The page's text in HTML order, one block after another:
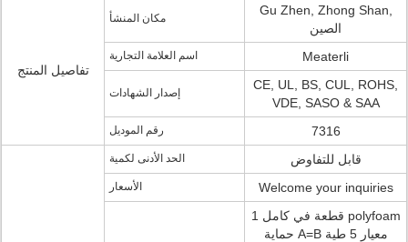
تفاصيل المنتج
مكان المنشأ
Gu Zhen, Zhong Shan,
الصين
اسم العلامة التجارية Meaterli
إصدار الشهادات
CE, UL, BS, CUL, ROHS,
VDE, SASO & SAA
رقم الموديل 7316
الحد الأدنى لكمية قابل للتفاوض
الأسعار Welcome your inquiries
1 قطعة في كامل polyfoam
حماية A=B معيار 5 طية